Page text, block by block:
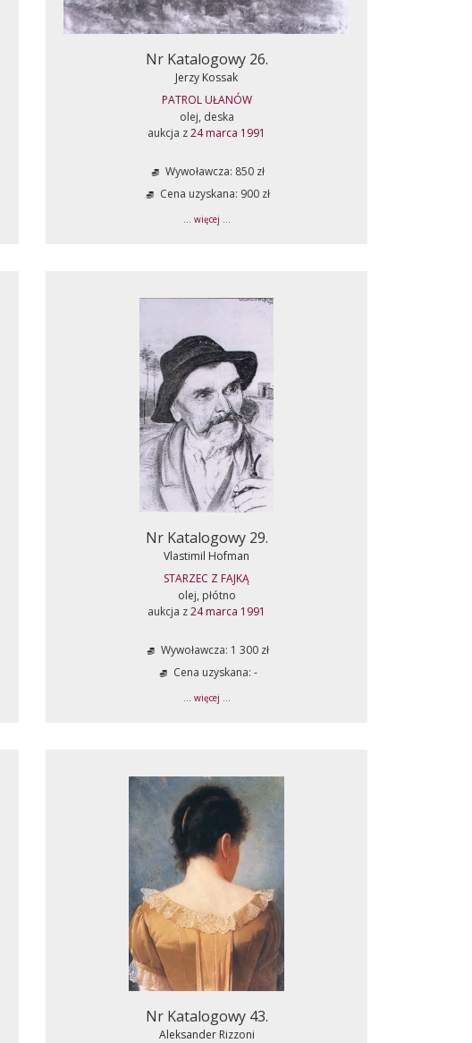
Nr Katalogowy 26.
Jerzy Kossak
PATROL UŁANÓW
olej, deska
aukcja z24 marca 1991
Wywoławcza: 850 zł
Cena uzyskana: 900 zł
... więcej ...
Nr Katalogowy 29.
Vlastimil Hofman
STARZEC Z FAJKĄ
olej, płótno
aukcja z24 marca 1991
Wywoławcza: 1 300 zł
Cena uzyskana: -
... więcej ...
Nr Katalogowy 43.
Aleksander Rizzoni